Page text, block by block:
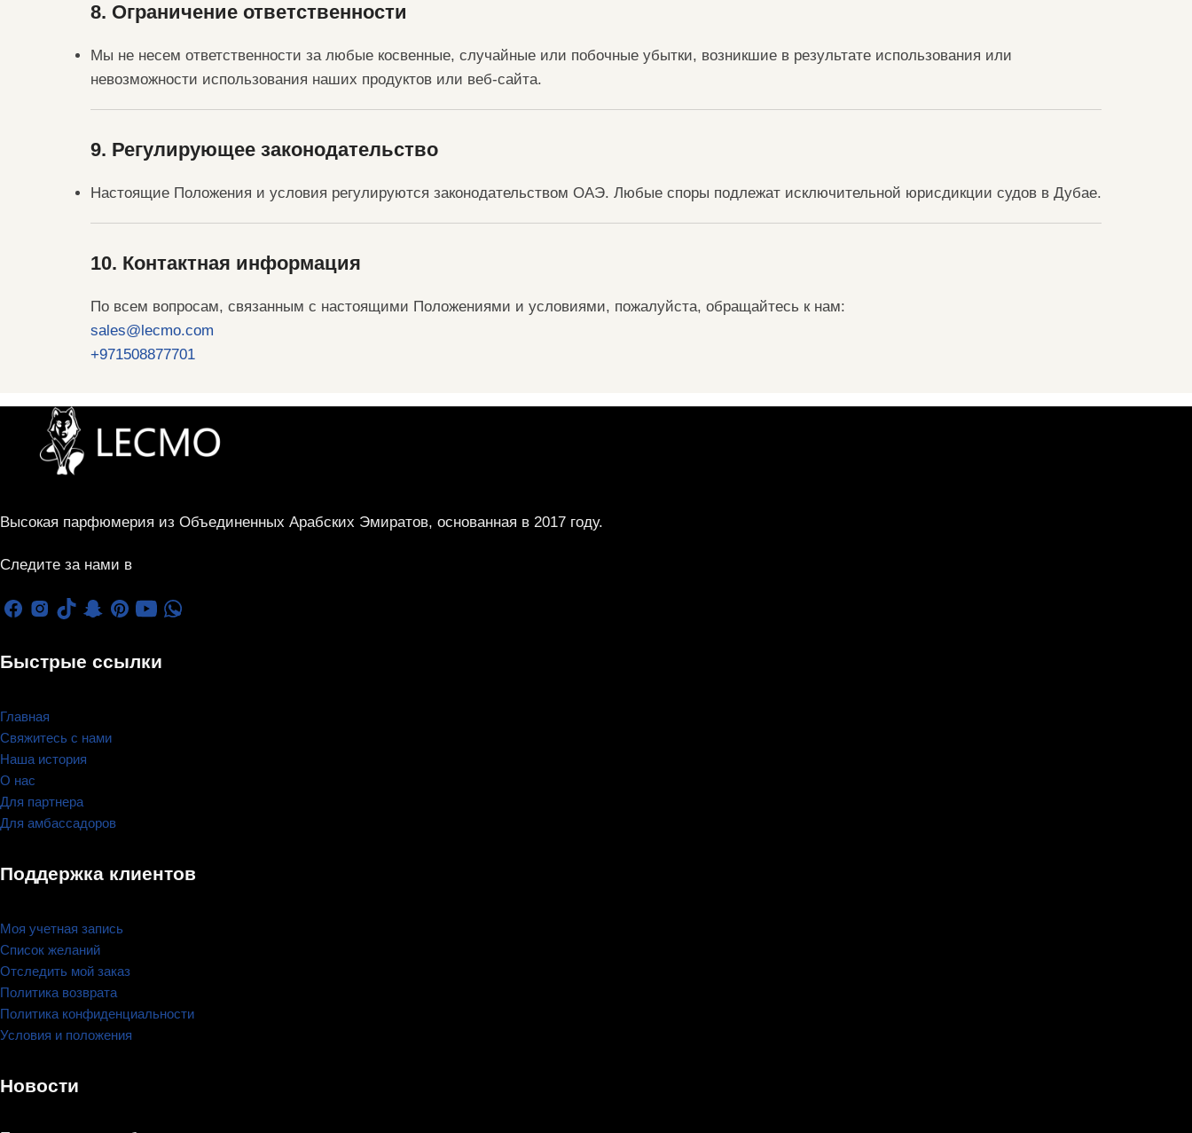
8. Ограничение ответственности
Мы не несем ответственности за любые косвенные, случайные или побочные убытки, возникшие в результате использования или
невозможности использования наших продуктов или веб-сайта.
9. Регулирующее законодательство
Настоящие Положения и условия регулируются законодательством ОАЭ. Любые споры подлежат исключительной юрисдикции судов в Дубае.
10. Контактная информация
По всем вопросам, связанным с настоящими Положениями и условиями, пожалуйста, обращайтесь к нам:
sales@lecmo.com
+971508877701
Высокая парфюмерия из Объединенных Арабских Эмиратов, основанная в 2017 году.
Следите за нами в
Быстрые ссылки
Главная
Свяжитесь с нами
Наша история
О нас
Для партнера
Для амбассадоров
Поддержка клиентов
Моя учетная запись
Список желаний
Отследить мой заказ
Политика возврата
Политика конфиденциальности
Условия и положения
Новости